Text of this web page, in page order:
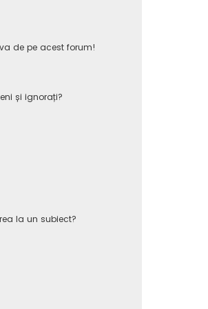
de pe acest forum!
și ignorați?
la un subiect?